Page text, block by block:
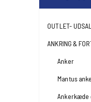
OUTLET-
ANKRING &
Anker
Mantus
Ankerkæde